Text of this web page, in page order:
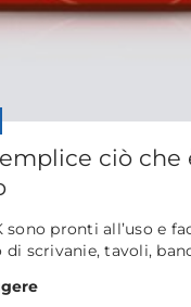
ciò che
sono pronti all’uso e
scrivanie, tavoli,